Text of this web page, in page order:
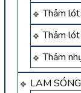
Thảm
Thảm
Thảm
LAM